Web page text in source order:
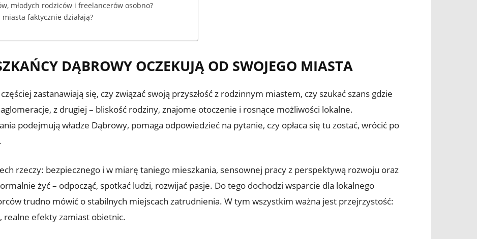
młodych rodziców i freelancerów osobno?
miasta faktycznie działają?
DĄBROWY OCZEKUJĄ OD SWOJEGO MIASTA
zastanawiają się, czy związać swoją przyszłość z rodzinnym miastem, czy szukać szans gdzie
z drugiej – bliskość rodziny, znajome otoczenie i rosnące możliwości lokalne.
podejmują władze Dąbrowy, pomaga odpowiedzieć na pytanie, czy opłaca się tu zostać, wrócić po
rzeczy: bezpiecznego i w miarę taniego mieszkania, sensownej pracy z perspektywą rozwoju oraz
żyć – odpocząć, spotkać ludzi, rozwijać pasje. Do tego dochodzi wsparcie dla lokalnego
trudno mówić o stabilnych miejscach zatrudnienia. W tym wszystkim ważna jest przejrzystość:
realne efekty zamiast obietnic.